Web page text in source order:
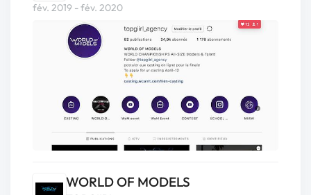
fév. 2019 - fév. 2020
WORLD OF MODELS